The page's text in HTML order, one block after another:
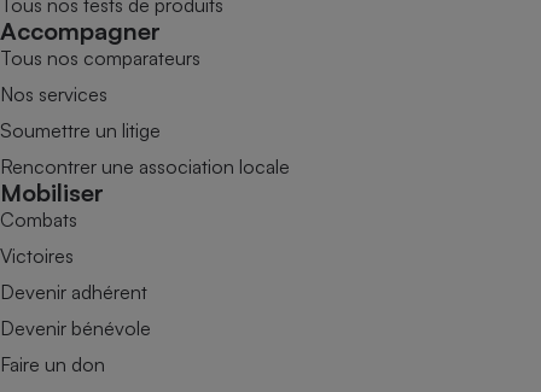
Accompagner
Tous nos comparateurs
Nos services
Soumettre un litige
Rencontrer une association locale
Mobiliser
Combats
Victoires
Devenir adhérent
Devenir bénévole
Faire un don